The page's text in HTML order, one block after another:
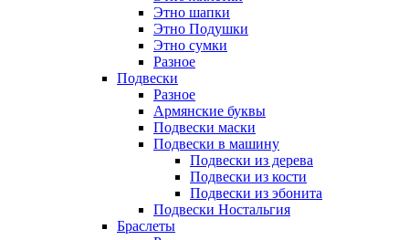
Этно шапки
Этно Подушки
Этно сумки
Разное
Подвески
Разное
Армянские буквы
Подвески маски
Подвески в машину
Подвески из дерева
Подвески из кости
Подвески из эбонита
Подвески Ностальгия
Браслеты